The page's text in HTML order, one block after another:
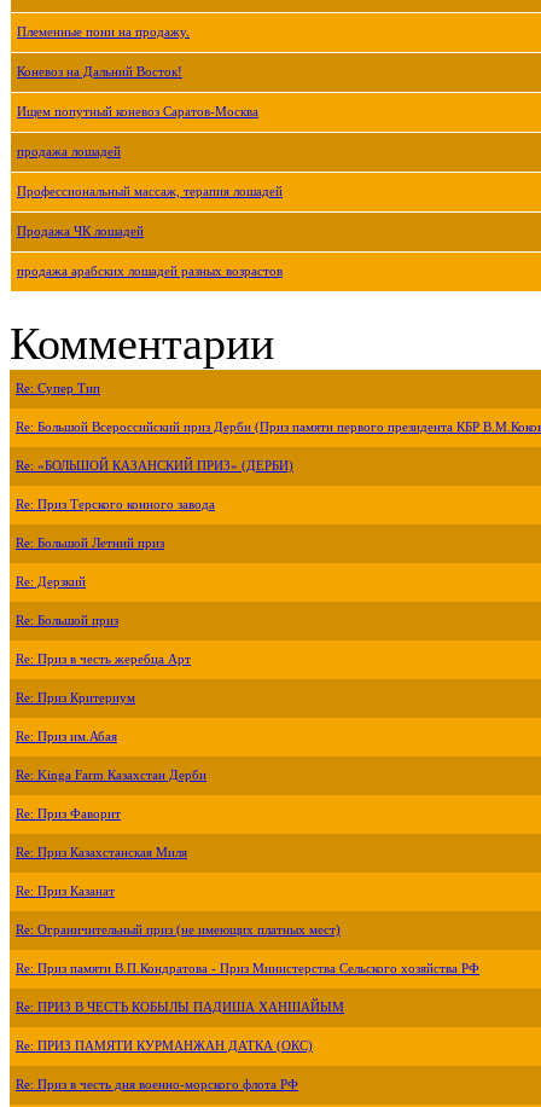
Племенные пони на продажу.
Коневоз на Дальний Восток!
Ищем попутный коневоз Саратов-Москва
продажа лошадей
Профессиональный массаж, терапия лошадей
Продажа ЧК лошадей
продажа арабских лошадей разных возрастов
Комментарии
Re: Супер Тип
Re: Большой Всероссийский приз Дерби (Приз памяти первого президента КБР
Re: «БОЛЬШОЙ КАЗАНСКИЙ ПРИЗ» (ДЕРБИ)
Re: Приз Терского конного завода
Re: Большой Летний приз
Re: Дерзкий
Re: Большой приз
Re: Приз в честь жеребца Арт
Re: Приз Критериум
Re: Приз им.Абая
Re: Kinga Farm Казахстан Дерби
Re: Приз Фаворит
Re: Приз Казахстанская Миля
Re: Приз Казанат
Re: Ограничительный приз (не имеющих платных мест)
Re: Приз памяти В.П.Кондратова - Приз Министерства Сельского хозяйства РФ
Re: ПРИЗ В ЧЕСТЬ КОБЫЛЫ ПАДИША ХАНШАЙЫМ
Re: ПРИЗ ПАМЯТИ КУРМАНЖАН ДАТКА (ОКС)
Re: Приз в честь дня военно-морского флота РФ